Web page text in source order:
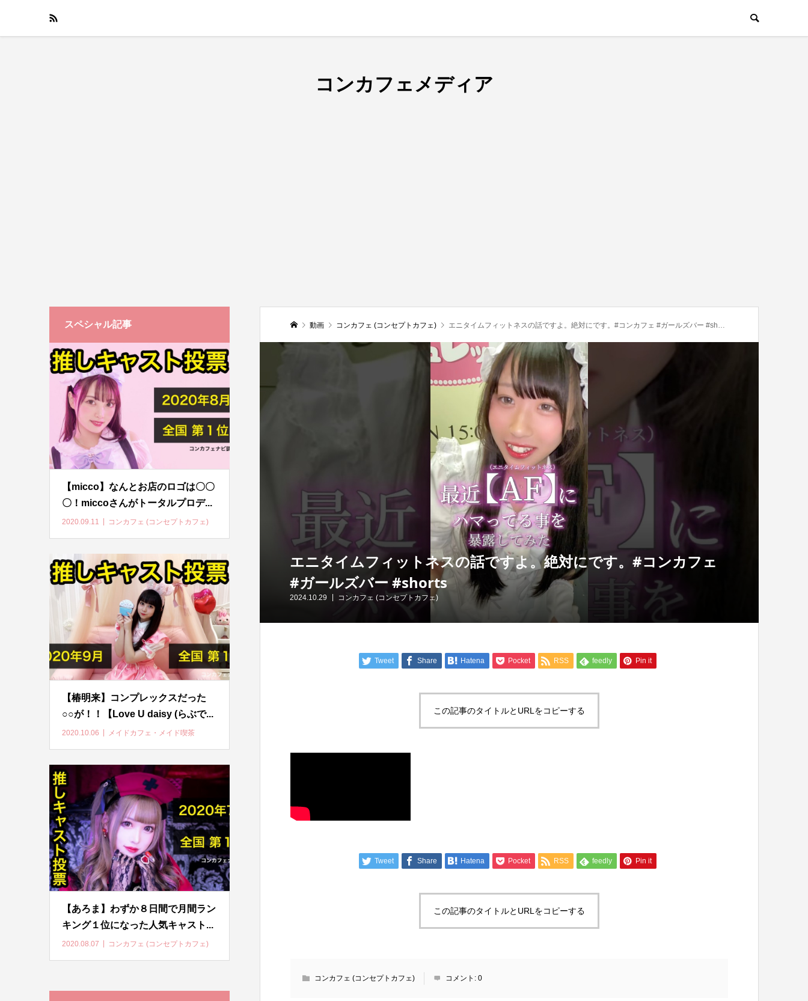
コンカフェメディア
動画 コンカフェ (コンセプトカフェ) エニタイムフィットネスの話ですよ。絶対にです。#コンカフェ #ガールズバー #shorts
エニタイムフィットネスの話ですよ。絶対にです。#コンカフェ
#ガールズバー #shorts
2024.10.29 コンカフェ (コンセプトカフェ)
Tweet Share Hatena Pocket RSS feedly Pin it
この記事のタイトルとURLをコピーする
Tweet Share Hatena Pocket RSS feedly Pin it
この記事のタイトルとURLをコピーする
コンカフェ (コンセプトカフェ) コメント: 0
スペシャル記事
【micco】なんとお店のロゴは〇〇
〇！miccoさんがトータルプロデ...
2020.09.11 コンカフェ (コンセプトカフェ)
【椿明来】コンプレックスだった
○○が！！【Love U daisy (らぶで...
2020.10.06 メイドカフェ・メイド喫茶
【あろま】わずか８日間で月間ラン
キング１位になった人気キャスト...
2020.08.07 コンカフェ (コンセプトカフェ)